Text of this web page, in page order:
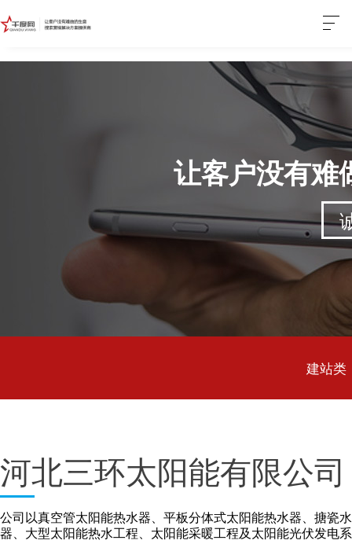
让客户没有难
建站类
河北三环太阳能有限公司
公司以真空管太阳能热水器、平板分体式太阳能热水器、搪瓷
器、大型太阳能热水工程、太阳能采暖工程及太阳能光伏发电